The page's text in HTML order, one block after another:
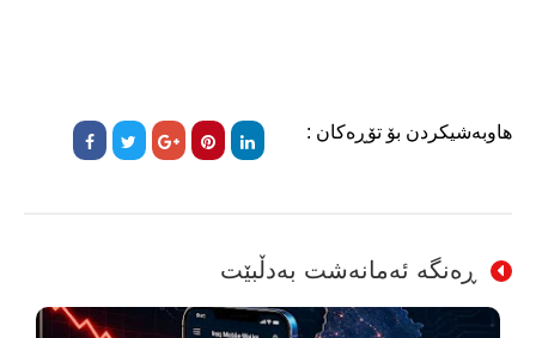
هاوبەشیکردن بۆ تۆڕەکان :
ڕەنگە ئەمانەشت بەدڵبێت